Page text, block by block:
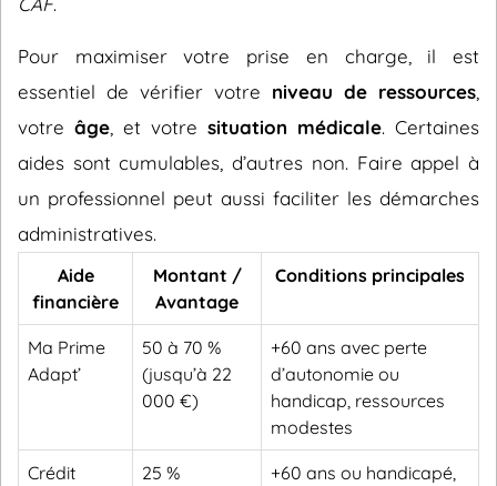
Pour maximiser votre prise en charge, il est
essentiel de vérifier votre niveau de ressources
votre âge , et votre situation médicale. Certaines
aides sont cumulables, d’autres non. Faire appel à
un professionnel peut aussi faciliter les démarches
administratives.
Aide
financière
Montant /
Avantage
Conditions principales
Ma Prime
Adapt’
50 à 70 %
(jusqu’à 22
000 €)
+60 ans avec perte
d’autonomie ou
handicap, ressources
modestes
Crédit
25 %
+60 ans ou handicapé,